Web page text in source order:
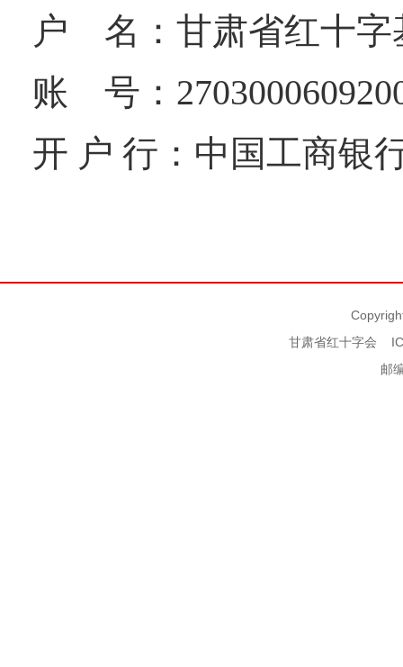
户 名：甘肃省红十字
账 号：
开 户 行：中国工商银
甘肃省红十字会
邮